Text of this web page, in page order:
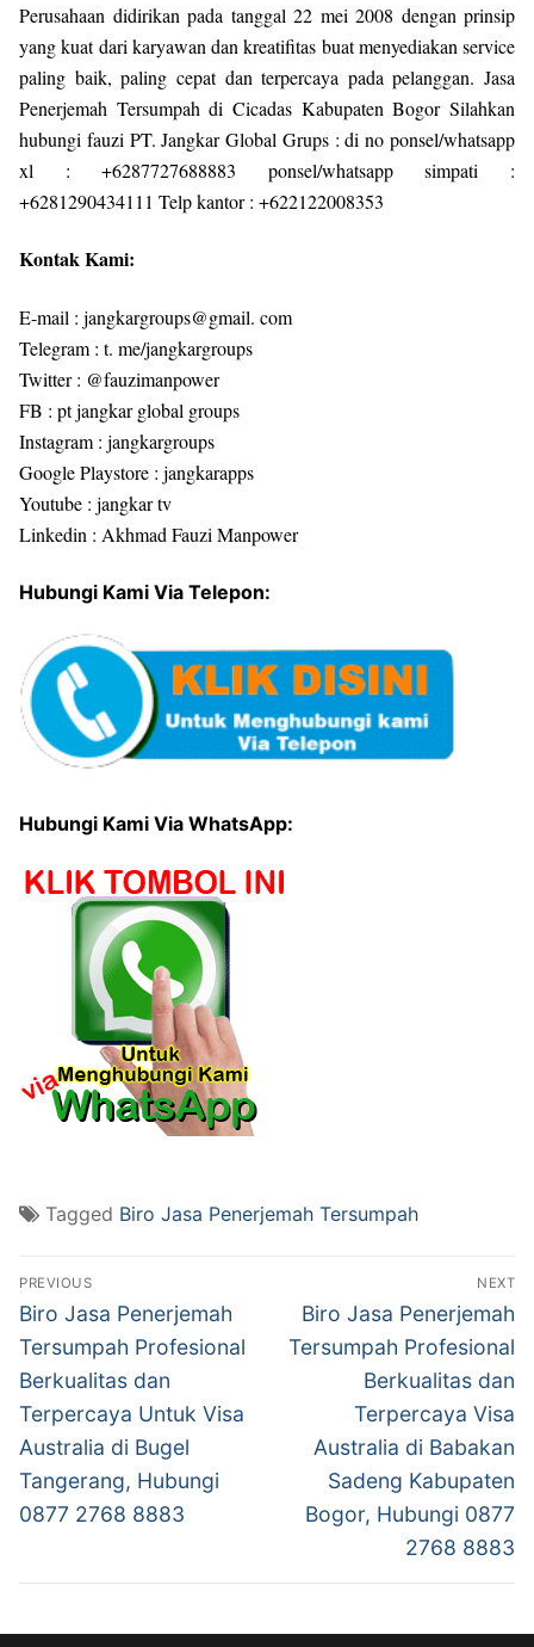
Perusahaan didirikan pada tanggal 22 mei 2008 dengan prinsip
yang kuat dari karyawan dan kreatifitas buat menyediakan service
paling baik, paling cepat dan terpercaya pada pelanggan. Jasa
Penerjemah Tersumpah di Cicadas Kabupaten Bogor Silahkan
hubungi fauzi PT. Jangkar Global Grups : di no ponsel/whatsapp
xl : +6287727688883 ponsel/whatsapp simpati :
+6281290434111 Telp kantor : +622122008353
Kontak Kami:
E-mail : jangkargroups@gmail. com
Telegram : t. me/jangkargroups
Twitter : @fauzimanpower
FB : pt jangkar global groups
Instagram : jangkargroups
Google Playstore : jangkarapps
Youtube : jangkar tv
Linkedin : Akhmad Fauzi Manpower
Hubungi Kami Via Telepon:
Hubungi Kami Via WhatsApp:
Tagged Biro Jasa Penerjemah Tersumpah
Post
navigation
PREVIOUS
Previous
post:
Biro Jasa Penerjemah
Tersumpah Profesional
Berkualitas dan
Terpercaya Untuk Visa
Australia di Bugel
Tangerang, Hubungi
0877 2768 8883
NEXT
Next
post:
Biro Jasa Penerjemah
Tersumpah Profesional
Berkualitas dan
Terpercaya Visa
Australia di Babakan
Sadeng Kabupaten
Bogor, Hubungi 0877
2768 8883